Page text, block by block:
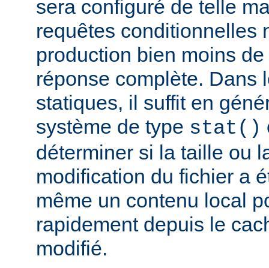
sera configuré de telle
requêtes conditionnelles
production bien moins
réponse complète. Dans
statiques, il suffit en
système de type stat()
déterminer si la taille ou
modification du fichier a
même un contenu local
rapidement depuis le
modifié.